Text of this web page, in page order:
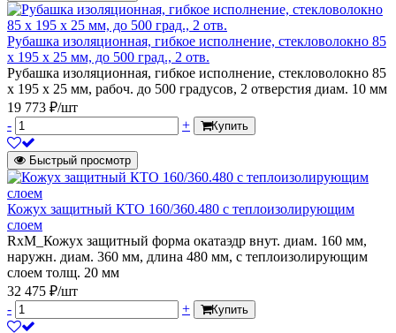
Рубашка изоляционная, гибкое исполнение, стекловолокно 85
х 195 х 25 мм, до 500 град., 2 отв.
Рубашка изоляционная, гибкое исполнение, стекловолокно 85
х 195 х 25 мм, рабоч. до 500 градусов, 2 отверстия диам. 10 мм
19 773 ₽/шт
-
+ Купить
Быстрый просмотр
Кожух защитный КТО 160/360.480 с теплоизолирующим
слоем
RxM_Кожух защитный форма окатаэдр внут. диам. 160 мм,
наружн. диам. 360 мм, длина 480 мм, с теплоизолирующим
слоем толщ. 20 мм
32 475 ₽/шт
-
+ Купить